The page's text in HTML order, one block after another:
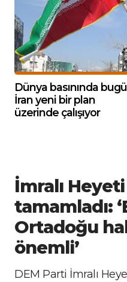
Dünya basınında
İran yeni bir plan
üzerinde çalışıyor
İmralı
tamamladı:
Ortadoğu
önemli’
DEM Parti İmralı